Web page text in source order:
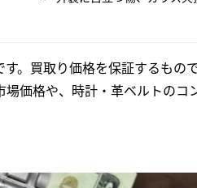
。買取り価格を保証するもの
価格や、時計・革ベルトの